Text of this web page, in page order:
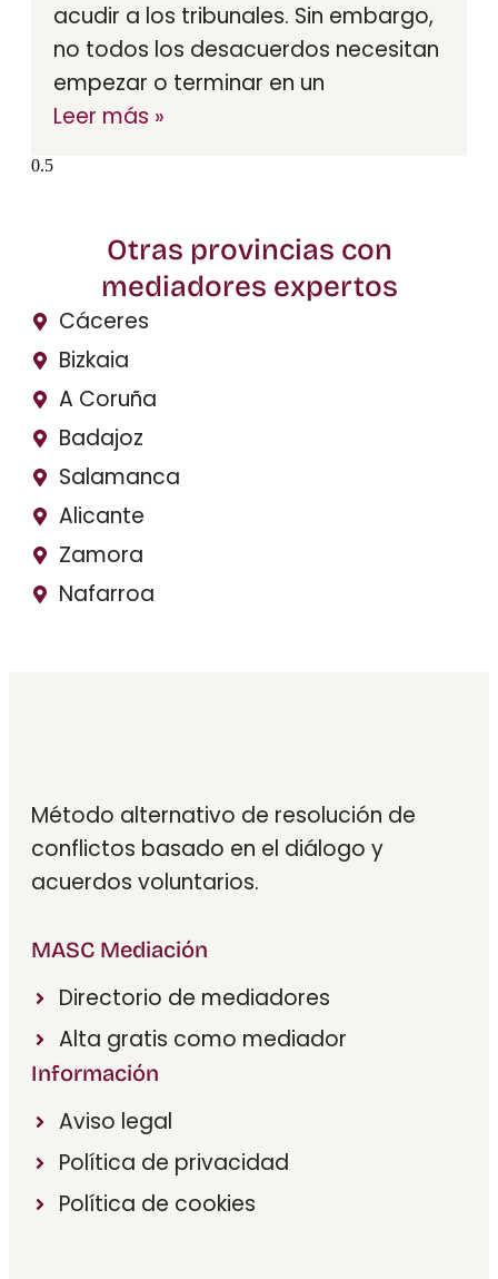
acudir a los tribunales. Sin embargo,
no todos los desacuerdos necesitan
empezar o terminar en un
Leer más »
Otras provincias con
mediadores expertos
Cáceres
Bizkaia
A Coruña
Badajoz
Salamanca
Alicante
Zamora
Nafarroa
Método alternativo de resolución de
conflictos basado en el diálogo y
acuerdos voluntarios.
MASC Mediación
Directorio de mediadores
Alta gratis como mediador
Información
Aviso legal
Política de privacidad
Política de cookies